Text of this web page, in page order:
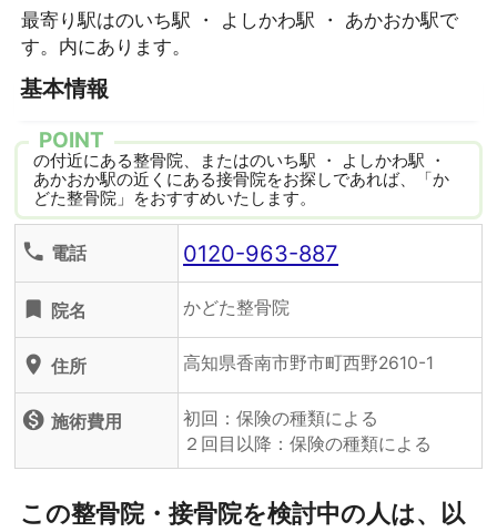
最寄り駅はのいち駅 ・ よしかわ駅 ・ あかおか駅で
す。内にあります。
基本情報
POINT
の付近にある整骨院、またはのいち駅 ・ よしかわ駅 ・
あかおか駅の近くにある接骨院をお探しであれば、「か
どた整骨院」をおすすめいたします。
phone 電話 0120-963-887
turned_in 院名 かどた整骨院
location_on 住所 高知県香南市野市町西野2610-1
monetization_on 施術費用
初回：保険の種類による
２回目以降：保険の種類による
この整骨院・接骨院を検討中の人は、以